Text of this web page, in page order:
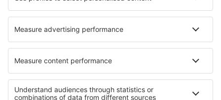
Hoteluri în Tenterfield Hoteluri în Kuźnia Raciborska
Hoteluri în Radlje ob Dravi Hoteluri în Berástegui
Hoteluri în San Pablo